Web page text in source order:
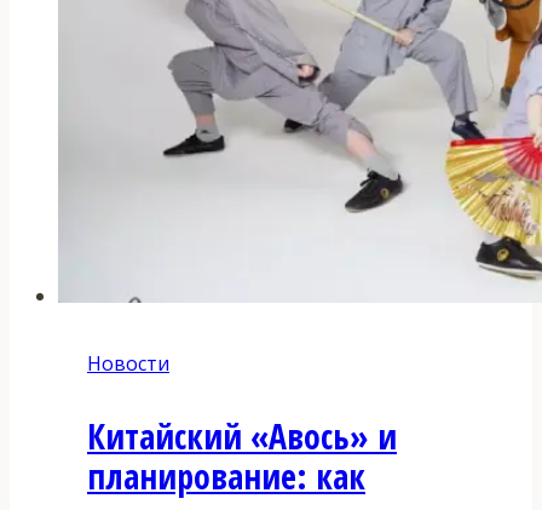
Новости
Китайский «Авось» и
планирование: как